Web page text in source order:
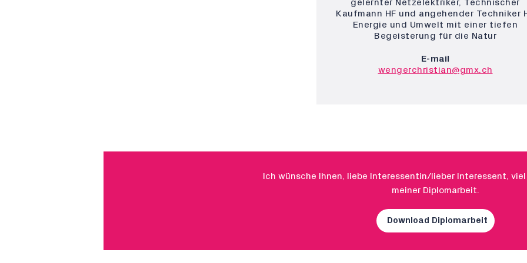
gelernter Netzelektriker, Technischer
Kaufmann HF und angehender Techniker
Energie und Umwelt mit einer tiefen
Begeisterung für die Natur
E-mail
wengerchristian@gmx.ch
Ich wünsche Ihnen, liebe Interessentin/lieber Interessent, viel
meiner Diplomarbeit.
Download Diplomarbeit